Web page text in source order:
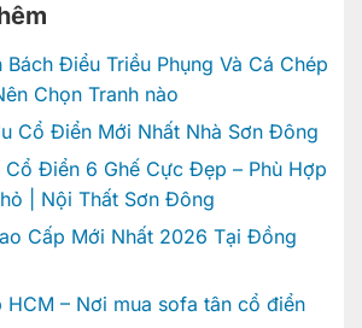
Bách Điểu Triều Phụng Và Cá Chép
Chọn Tranh nào
Cổ Điển Mới Nhất Nhà Sơn Đông
Cổ Điển 6 Ghế Cực Đẹp – Phù Hợp
| Nội Thất Sơn Đông
Cấp Mới Nhất 2026 Tại Đồng
HCM – Nơi mua sofa tân cổ điển